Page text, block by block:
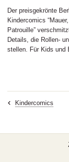
Der preisgekrönte
Kindercomics
Patrouille”
Details, die Rollen-
stellen. Für Kids und
Kindercomics